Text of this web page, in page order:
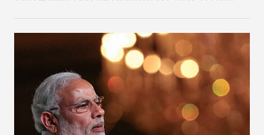
сконцентрироваться на переформатировании
партнёрства со страной, которая останется
мощной силой в Евразии.